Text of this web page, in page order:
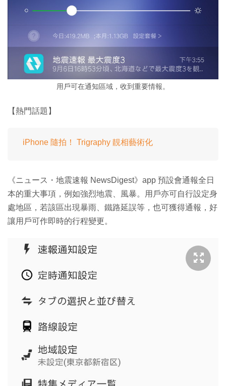
用戶可在通知區域，收到重要情報。
【熱門話題】
iPhone 隨拍！ Trigraphy 靚相藝術化
《ニュース・地震速報 NewsDigest》app 預設會通報全日
本的重大事項，例如強烈地震、風暴。用戶亦可自行設定身
處地區，若該區出現暴雨、鐵路延誤等，也可獲得通報，好
讓用戶可作即時的行程變更。